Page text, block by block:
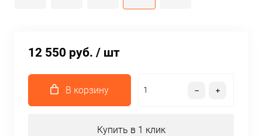
12 550 руб. / шт
В корзину
Купить в 1 клик